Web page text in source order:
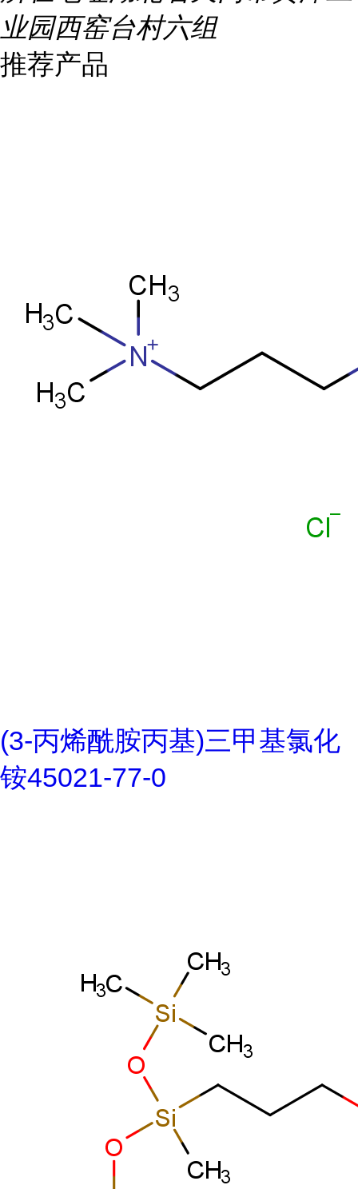
业园西窑台村六组
推荐产品
(3-丙烯酰胺丙基)三甲基氯化
铵45021-77-0